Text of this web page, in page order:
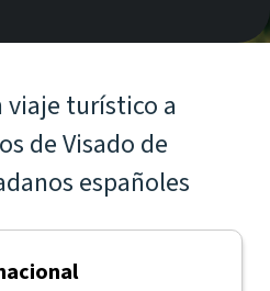
viaje turístico a
de Visado de
españoles